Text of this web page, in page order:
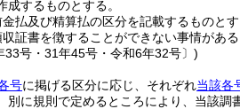
するものとする。
払及び精算払の区分を記載するものとす
証書を徴することができない事情があ
号・31年45号・令和6年32号〕)
号に掲げる区分に応じ、それぞれ当該各
別に規則で定めるところにより、当該調